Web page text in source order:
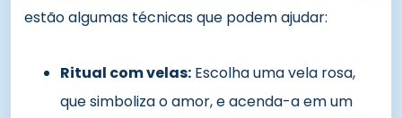
estão algumas técnicas que podem ajudar:
Ritual com velas: Escolha uma vela rosa,
que simboliza o amor, e acenda-a em um